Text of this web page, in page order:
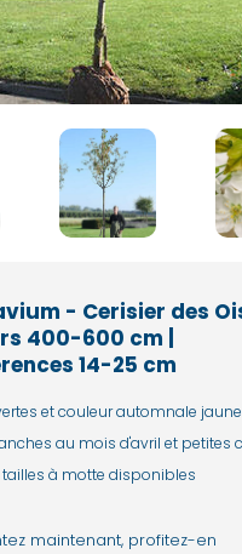
- Cerisier des
400-600 cm |
14-25 cm
et couleur automnale
au mois d'avril et petites
tailles à motte disponibles
maintenant, profitez-en